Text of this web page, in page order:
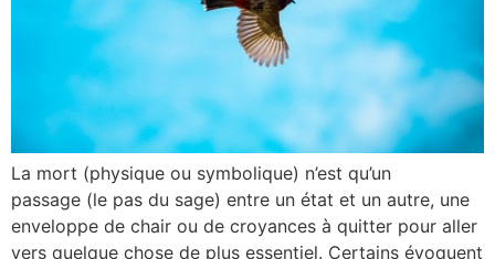
La mort (physique ou symbolique) n’est qu’un
passage (le pas du sage) entre un état et un autre, une
enveloppe de chair ou de croyances à quitter pour aller
vers quelque chose de plus essentiel. Certains évoquent